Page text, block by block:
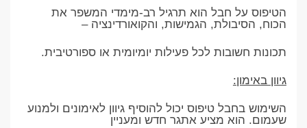
הטיפוס על חבל הוא תרגיל רב-מימדי המשפר את
הכוח, הסיבולת, הגמישות, והקואורדינציה –
תכונות חשובות לכל פעילות יומיומית או ספורטיבית.
גיוון באימון:
השימוש בחבל טיפוס יכול להוסיף גיוון לאימונים ולמנוע
שעמום. הוא מציע אתגר חדש ומעניין